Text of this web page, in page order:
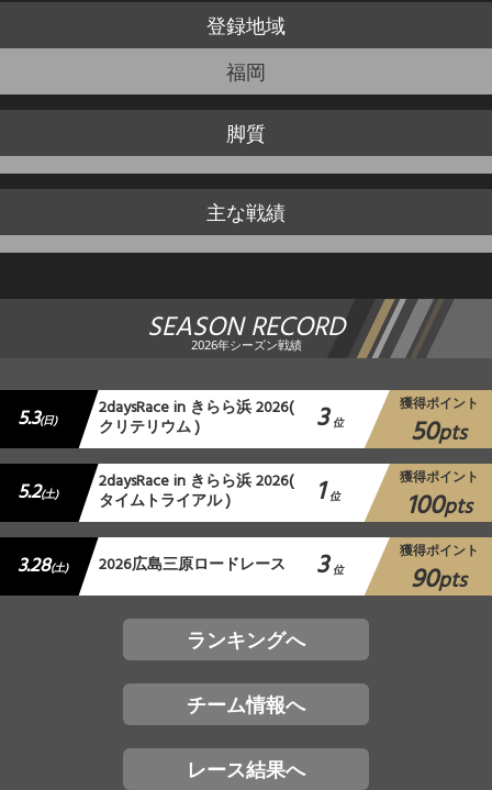
登録地域
福岡
脚質
主な戦績
SEASON RECORD
2026年シーズン戦績
5.3(日) 2daysRace in きらら浜 2026(
クリテリウム ) 3 位
獲得ポイント
50pts
5.2(土) 2daysRace in きらら浜 2026(
タイムトライアル ) 1 位
獲得ポイント
100pts
3.28(土) 2026広島三原ロードレース 3 位
獲得ポイント
90pts
ランキングへ
チーム情報へ
レース結果へ